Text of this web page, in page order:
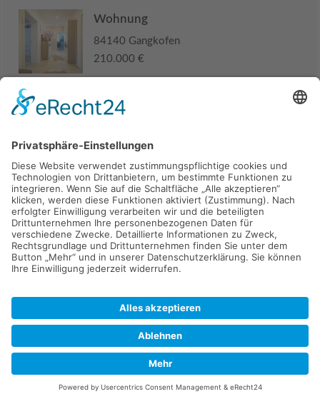
Wohnung
84140 Gangkofen
210.000 €
Haus
285.000 €
Kaufen Verkaufen Mieten Vermieten
Kontakt Impressum
2026 © Carpaten Immobilien.